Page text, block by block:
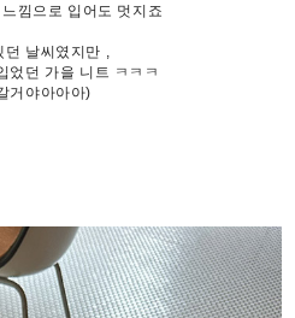
낌으로 입어도 멋지죠
던 날씨였지만 ,
었던 가을 니트 ㅋㅋㅋ
거야아아아)